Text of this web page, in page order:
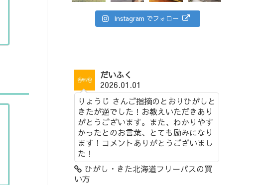
Instagram でフォロー
だいふく
2026.01.01
りょうじ さんご指摘のとおりひがしと
きたが逆でした！お教えいただきあり
がとうございます。また、わかりやす
かったとのお言葉、とても励みになり
ます！コメントありがとうございまし
た！
ひがし・きた北海道フリーパスの買
い方